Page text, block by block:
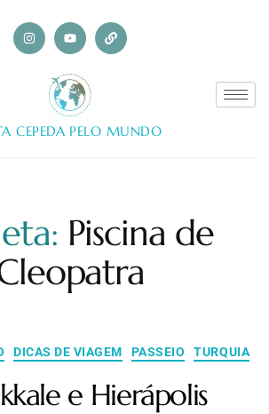
CEPEDA PELO MUNDO
Piscina de
DICAS DE VIAGEM PASSEIO TURQUIA
e Hierápolis